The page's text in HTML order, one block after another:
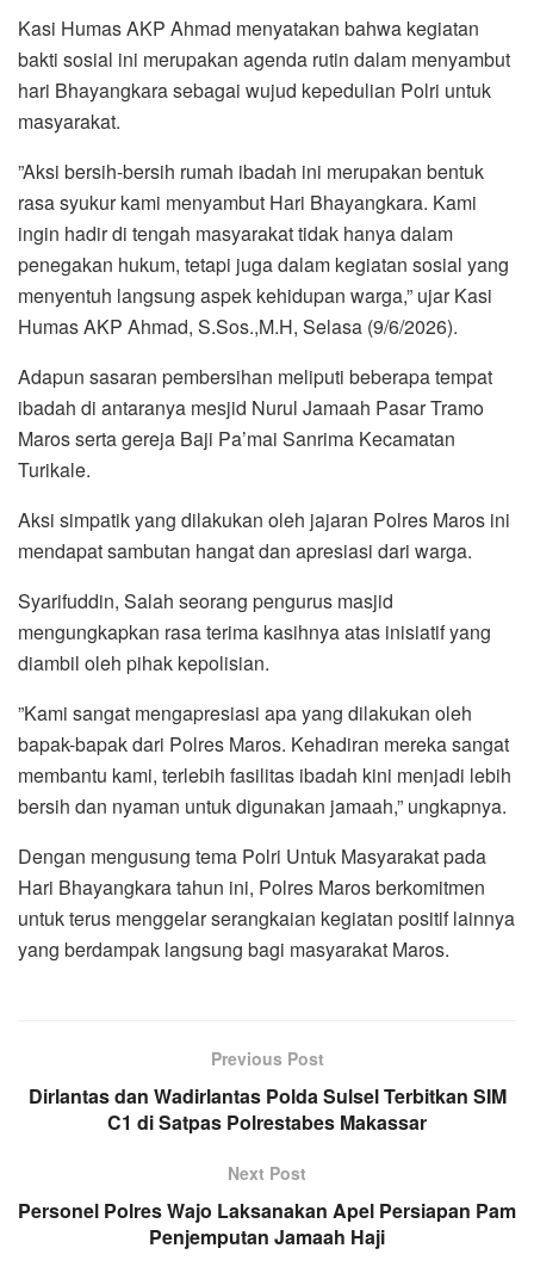
​Kasi Humas AKP Ahmad menyatakan bahwa kegiatan
bakti sosial ini merupakan agenda rutin dalam menyambut
hari Bhayangkara sebagai wujud kepedulian Polri untuk
masyarakat.
​”Aksi bersih-bersih rumah ibadah ini merupakan bentuk
rasa syukur kami menyambut Hari Bhayangkara. Kami
ingin hadir di tengah masyarakat tidak hanya dalam
penegakan hukum, tetapi juga dalam kegiatan sosial yang
menyentuh langsung aspek kehidupan warga,” ujar Kasi
Humas AKP Ahmad, S.Sos.,M.H, Selasa (9/6/2026).
​Adapun sasaran pembersihan meliputi beberapa tempat
ibadah di antaranya mesjid Nurul Jamaah Pasar Tramo
Maros serta gereja Baji Pa’mai Sanrima Kecamatan
Turikale.
​Aksi simpatik yang dilakukan oleh jajaran Polres Maros ini
mendapat sambutan hangat dan apresiasi dari warga.
​Syarifuddin, Salah seorang pengurus masjid
mengungkapkan rasa terima kasihnya atas inisiatif yang
diambil oleh pihak kepolisian.
​”Kami sangat mengapresiasi apa yang dilakukan oleh
bapak-bapak dari Polres Maros. Kehadiran mereka sangat
membantu kami, terlebih fasilitas ibadah kini menjadi lebih
bersih dan nyaman untuk digunakan jamaah,” ungkapnya.
​Dengan mengusung tema Polri Untuk Masyarakat pada
Hari Bhayangkara tahun ini, Polres Maros berkomitmen
untuk terus menggelar serangkaian kegiatan positif lainnya
yang berdampak langsung bagi masyarakat Maros.
Previous Post
Dirlantas dan Wadirlantas Polda Sulsel Terbitkan SIM
C1 di Satpas Polrestabes Makassar
Next Post
Personel Polres Wajo Laksanakan Apel Persiapan Pam
Penjemputan Jamaah Haji